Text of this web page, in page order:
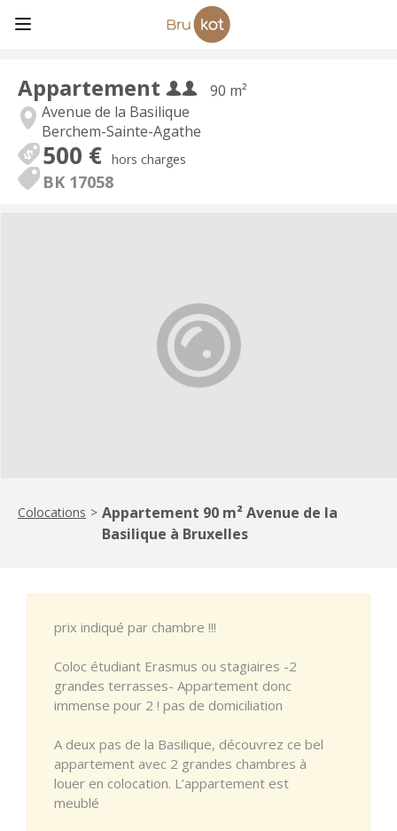
Appartement
90 m²
Avenue de la Basilique
Berchem-Sainte-Agathe
500 € hors charges
BK 17058
Colocations > Appartement 90 m² Avenue de la
Basilique à Bruxelles
prix indiqué par chambre !!!
Coloc étudiant Erasmus ou stagiaires -2
grandes terrasses- Appartement donc
immense pour 2 ! pas de domiciliation
A deux pas de la Basilique, découvrez ce bel
appartement avec 2 grandes chambres à
louer en colocation. L’appartement est
meublé